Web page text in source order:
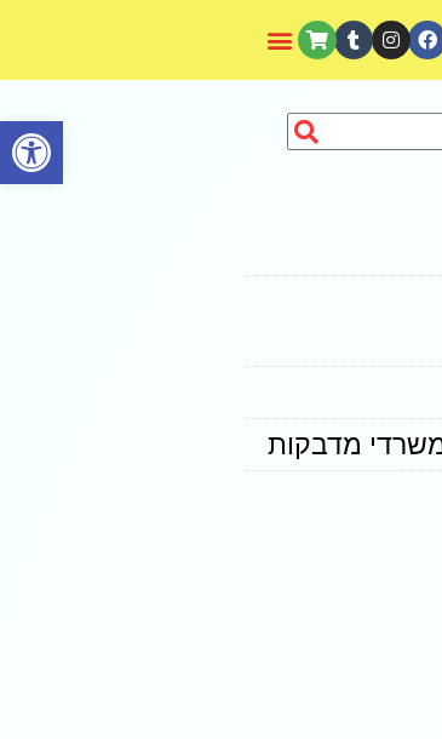
פתח סרגל נגישות
משרדי מדבקות